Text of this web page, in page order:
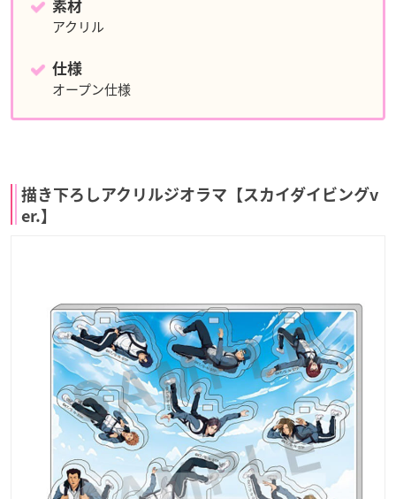
素材
アクリル
仕様
オープン仕様
描き下ろしアクリルジオラマ【スカイダイビングv
er.】